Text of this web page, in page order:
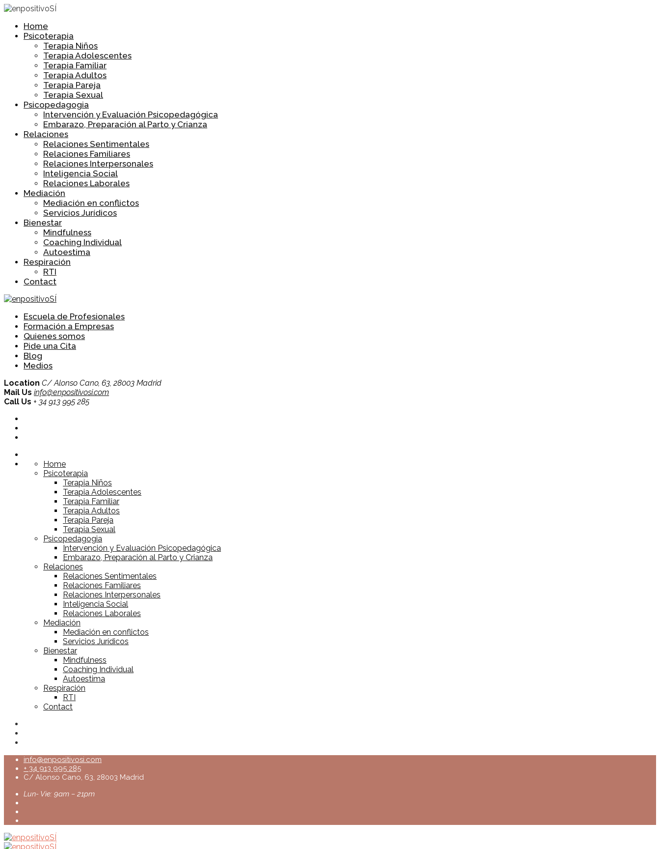
Home
Psicoterapia
Terapia Niños
Terapia Adolescentes
Terapia Familiar
Terapia Adultos
Terapia Pareja
Terapia Sexual
Psicopedagogia
Intervención y Evaluación Psicopedagógica
Embarazo, Preparación al Parto y Crianza
Relaciones
Relaciones Sentimentales
Relaciones Familiares
Relaciones Interpersonales
Inteligencia Social
Relaciones Laborales
Mediación
Mediación en conflictos
Servicios Jurídicos
Bienestar
Mindfulness
Coaching Individual
Autoestima
Respiración
RTI
Contact
Escuela de Profesionales
Formación a Empresas
Quienes somos
Pide una Cita
Blog
Medios
Location C/ Alonso Cano, 63, 28003 Madrid
Mail Us info@enpositivosi.com
Call Us + 34 913 995 285
Home
Psicoterapia
Terapia Niños
Terapia Adolescentes
Terapia Familiar
Terapia Adultos
Terapia Pareja
Terapia Sexual
Psicopedagogia
Intervención y Evaluación Psicopedagógica
Embarazo, Preparación al Parto y Crianza
Relaciones
Relaciones Sentimentales
Relaciones Familiares
Relaciones Interpersonales
Inteligencia Social
Relaciones Laborales
Mediación
Mediación en conflictos
Servicios Jurídicos
Bienestar
Mindfulness
Coaching Individual
Autoestima
Respiración
RTI
Contact
info@enpositivosi.com
+ 34 913 995 285
C/ Alonso Cano, 63, 28003 Madrid
Lun- Vie: 9am – 21pm